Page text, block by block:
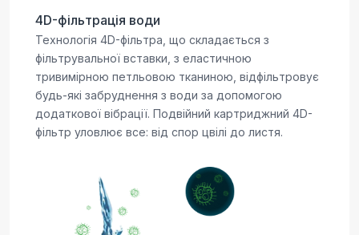
4D-фільтрація води
Технологія 4D-фільтра, що складається з
фільтрувальної вставки, з еластичною
тривимірною петльовою тканиною, відфільтровує
будь-які забруднення з води за допомогою
додаткової вібрації. Подвійний картриджний 4D-
фільтр уловлює все: від спор цвілі до листя.